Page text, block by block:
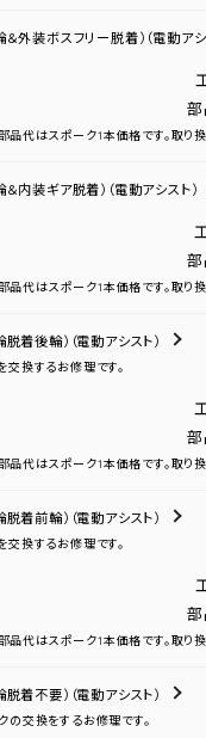
＆外装ボスフリー脱着） （電動アシ
品代はスポーク1本価格です。取り
＆内装ギア脱着） （電動アシスト）
品代はスポーク1本価格です。取り
脱着後輪） （電動アシスト）
交換するお修理です。
品代はスポーク1本価格です。取り
脱着前輪） （電動アシスト）
交換するお修理です。
品代はスポーク1本価格です。取り
脱着不要） （電動アシスト）
の交換をするお修理です。